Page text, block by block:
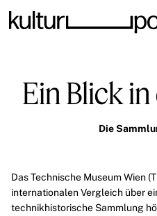
Ein Blick
Die
DasTechnische Museum Wien
internationalen Vergleich über
technikhistorische Sammlung